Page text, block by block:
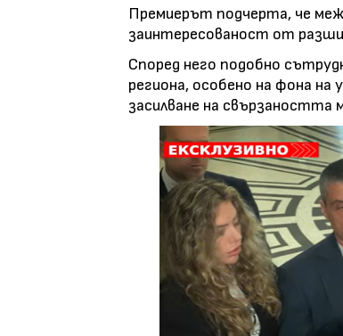
Премиерът подчерта, че
заинтересованост от
Според него подобно
региона, особено на фона на
засилване на свързаността